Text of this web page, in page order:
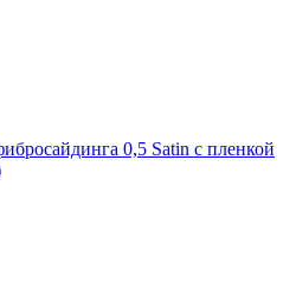
0,5 Satin с пленкой